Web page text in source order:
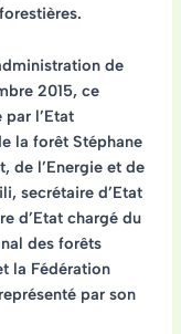
de
2015, ce
l’Etat
la forêt Stéphane
de l’Energie et de
secrétaire d’Etat
d’Etat chargé du
des forêts
la Fédération
par son